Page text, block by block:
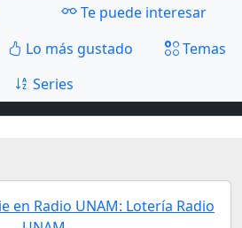
Te puede interesar
Lo más gustado
Temas
Series